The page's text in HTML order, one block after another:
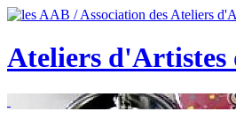
Ateliers d'Artistes